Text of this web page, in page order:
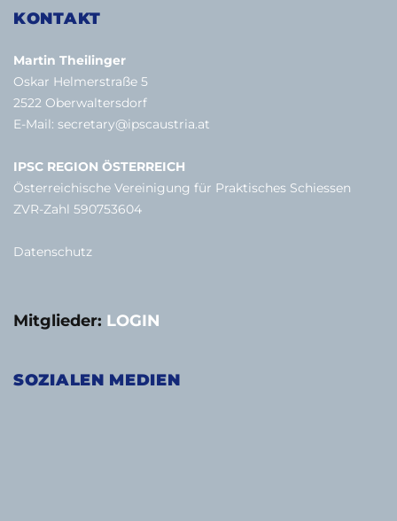
KONTAKT
Martin Theilinger
Oskar Helmerstraße 5
2522 Oberwaltersdorf
E-Mail: secretary@ipscaustria.at
IPSC REGION ÖSTERREICH
Österreichische Vereinigung für Praktisches Schiessen
ZVR-Zahl 590753604
Datenschutz
Mitglieder: LOGIN
SOZIALEN MEDIEN